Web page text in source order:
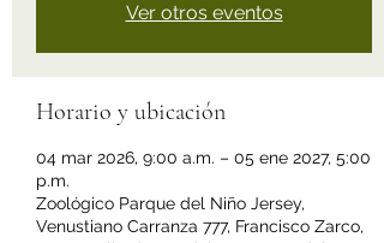
Ver otros eventos
Horario y ubicación
04 mar 2026, 9:00 a.m. – 05 ene 2027, 5:00
p.m.
Zoológico Parque del Niño Jersey,
Venustiano Carranza 777, Francisco Zarco,